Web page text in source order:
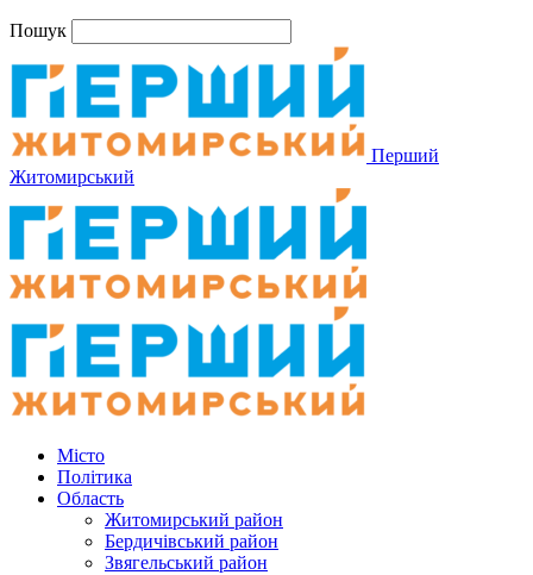
Пошук
Перший
Житомирський
Місто
Політика
Область
Житомирський район
Бердичівський район
Звягельський район